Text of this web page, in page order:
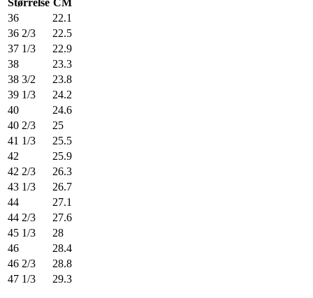
Størrelse CM
36
22.1
36 2/3
22.5
37 1/3
22.9
38
23.3
38 3/2
23.8
39 1/3
24.2
40
24.6
40 2/3
25
41 1/3
25.5
42
25.9
42 2/3
26.3
43 1/3
26.7
44
27.1
44 2/3
27.6
45 1/3
28
46
28.4
46 2/3
28.8
47 1/3
29.3